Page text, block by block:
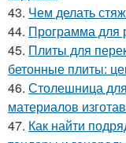
43. Чем делать
44. Программа для
45. Плиты для
бетонные плиты:
46. Столешница
материалов
47. Как найти